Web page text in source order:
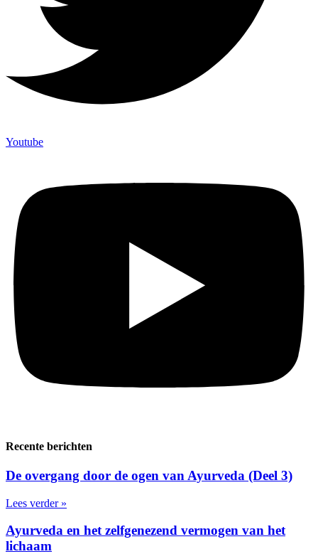
Youtube
Recente berichten
De overgang door de ogen van Ayurveda (Deel 3)
Lees verder »
Ayurveda en het zelfgenezend vermogen van het
lichaam